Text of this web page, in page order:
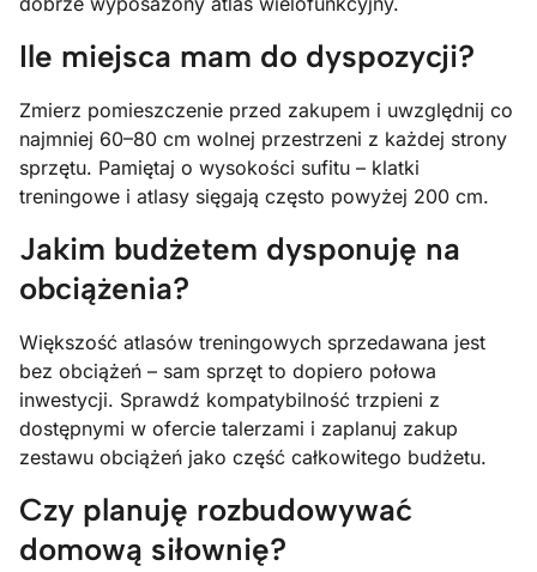
Ile miejsca mam do dyspozycji?
Zmierz pomieszczenie przed zakupem i uwzględnij co
najmniej 60–80 cm wolnej przestrzeni z każdej strony
sprzętu. Pamiętaj o wysokości sufitu – klatki
treningowe i atlasy sięgają często powyżej 200 cm.
Jakim budżetem dysponuję na
obciążenia?
Większość atlasów treningowych sprzedawana jest
bez obciążeń – sam sprzęt to dopiero połowa
inwestycji. Sprawdź kompatybilność trzpieni z
dostępnymi w ofercie talerzami i zaplanuj zakup
zestawu obciążeń jako część całkowitego budżetu.
Czy planuję rozbudowywać
domową siłownię?